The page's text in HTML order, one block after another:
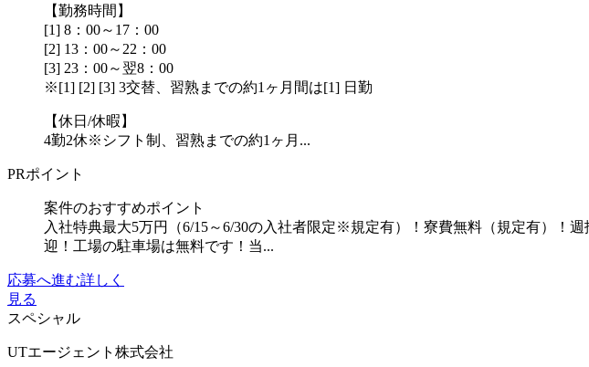
【勤務時間】
[1] 8：00～17：00
[2] 13：00～22：00
[3] 23：00～翌8：00
※[1] [2] [3] 3交替、習熟までの約1ヶ月間は[1] 日勤
【休日/休暇】
4勤2休※シフト制、習熟までの約1ヶ月...
PRポイント
案件のおすすめポイント
入社特典最大5万円（6/15～6/30の入社者限定※規定有）！寮費無料（規定有）！
迎！工場の駐車場は無料です！当...
応募へ進む詳しく
見る
スペシャル
UTエージェント株式会社